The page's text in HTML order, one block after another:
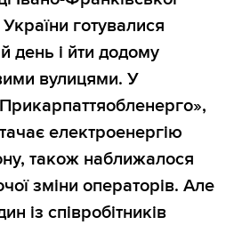
готувалися
день і йти додому
вулицями. У
електроенергію
також наближалося
зміни операторів. Але
із співробітників